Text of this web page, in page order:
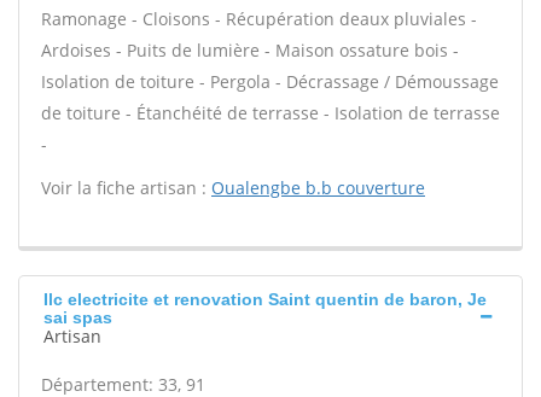
Ramonage - Cloisons - Récupération deaux pluviales -
Ardoises - Puits de lumière - Maison ossature bois -
Isolation de toiture - Pergola - Décrassage / Démoussage
de toiture - Étanchéité de terrasse - Isolation de terrasse
-
Voir la fiche artisan : Oualengbe b.b couverture
Ilc electricite et renovation Saint quentin de baron, Je
sai spas
Artisan
Département: 33, 91